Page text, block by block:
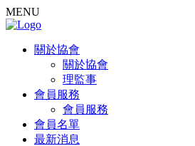
MENU
關於協會
關於協會
理監事
會員服務
會員服務
會員名單
最新消息